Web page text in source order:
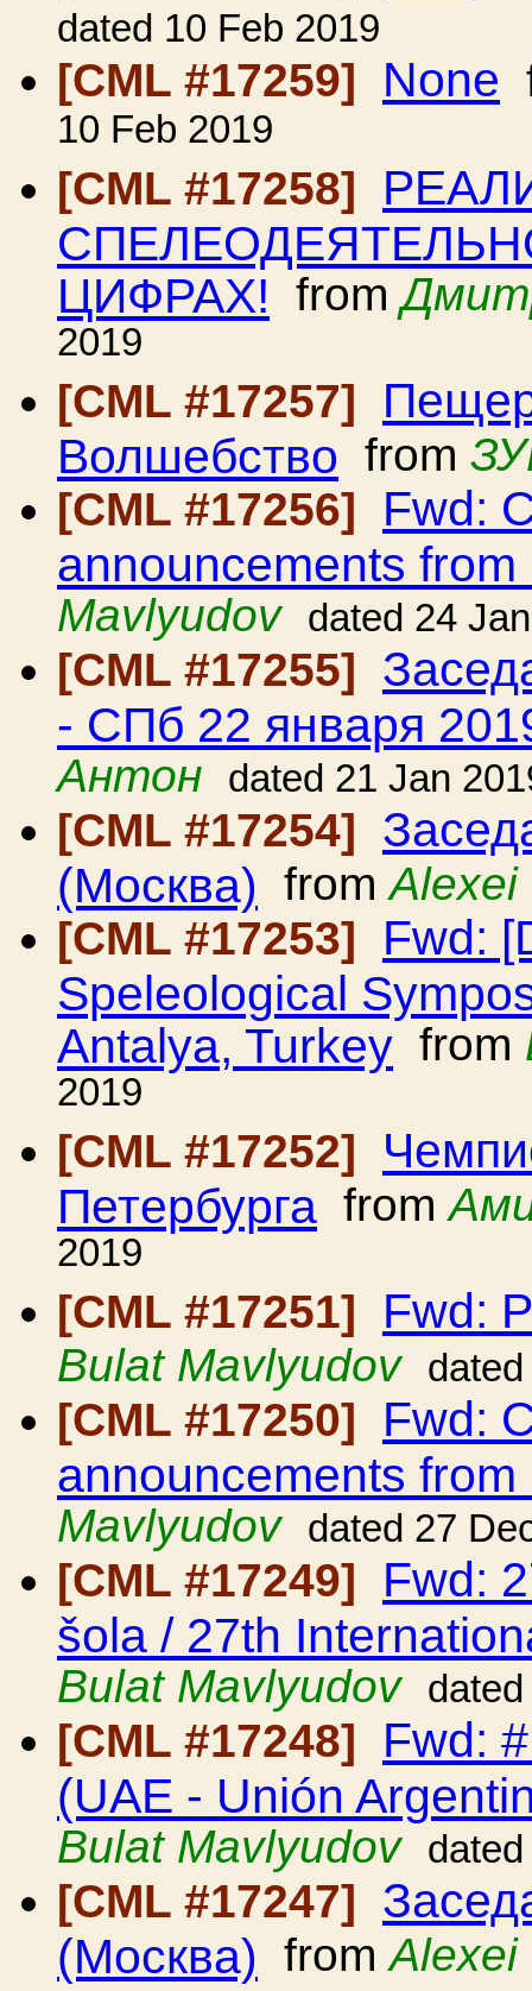
dated 10 Feb 2019
[CML #17259] None
10 Feb 2019
[CML #17258]
ЦИФРАХ! from
2019
[CML #17257]
Волшебство from
[CML #17256]
Fwd:
announcements from
Mavlyudov
dated 24
[CML #17255]
- СПб 22 января
Антон
dated 21 Jan
[CML #17254]
(Москва) fromAlexei
[CML #17253]
Fwd:
Speleological
Antalya, Turkey from
2019
[CML #17252]
Петербурга from
2019
[CML #17251]
Fwd:
Bulat Mavlyudov
[CML #17250] Fwd:
announcements from
Mavlyudov
dated 27
[CML #17249] Fwd:
šola / 27th
Bulat Mavlyudov
[CML #17248] Fwd:
(UAE - Unión
Bulat Mavlyudov
[CML #17247]
(Москва) fromAlexei